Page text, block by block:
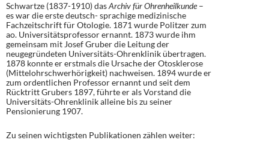
Schwartze (1837-1910) dasArchiv für Ohrenheilkunde–
es war die erste deutsch- sprachige medizinische
Fachzeitschrift für Otologie. 1871 wurde Politzer zum
ao. Universitätsprofessor ernannt. 1873 wurde ihm
gemeinsam mit Josef Gruber die Leitung der
neugegründeten Universitäts-Ohrenklinik übertragen.
1878 konnte er erstmals die Ursache der Otosklerose
(Mittelohrschwerhörigkeit) nachweisen. 1894 wurde er
zum ordentlichen Professor ernannt und seit dem
Rücktritt Grubers 1897, führte er als Vorstand die
Universitäts-Ohrenklinik alleine bis zu seiner
Pensionierung 1907.
Zu seinen wichtigsten Publikationen zählen weiter: